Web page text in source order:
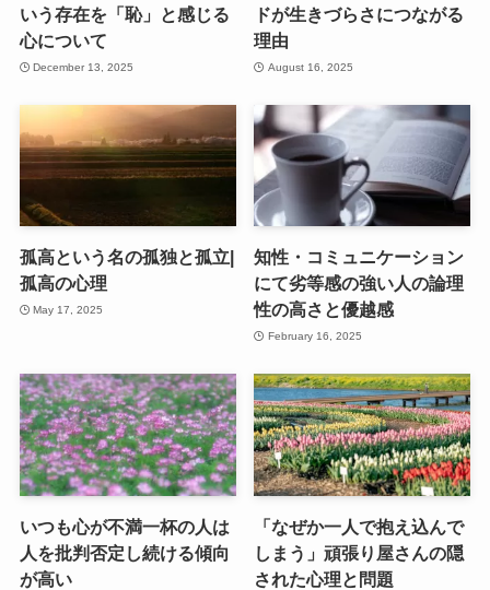
いう存在を「恥」と感じる
心について
December 13, 2025
ドが生きづらさにつながる
理由
August 16, 2025
孤高という名の孤独と孤立|
孤高の心理
May 17, 2025
知性・コミュニケーション
にて劣等感の強い人の論理
性の高さと優越感
February 16, 2025
いつも心が不満一杯の人は
人を批判否定し続ける傾向
が高い
「なぜか一人で抱え込んで
しまう」頑張り屋さんの隠
された心理と問題